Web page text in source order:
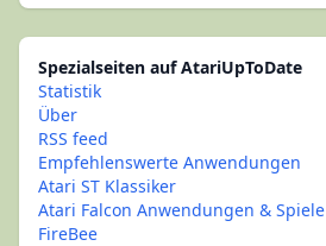
Spezialseiten auf AtariUpToDate
Statistik
Über
RSS feed
Empfehlenswerte Anwendungen
Atari ST Klassiker
Atari Falcon Anwendungen & Spiele
FireBee